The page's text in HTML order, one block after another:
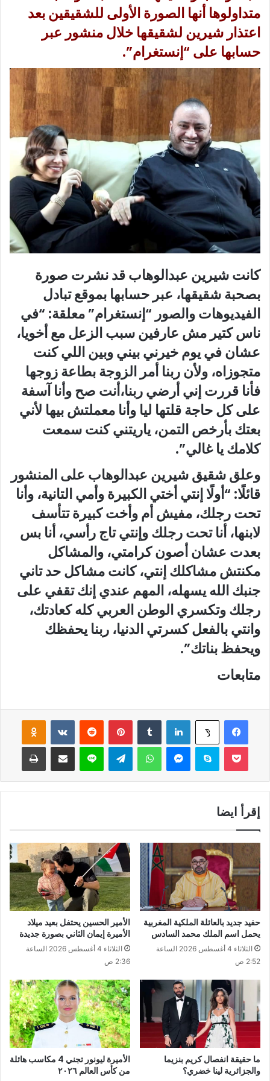
متداولوها أنها الصورة الأولى للشقيقين بعد
اعتذار شيرين لشقيقها خلال منشور عبر
حسابها على “إنستغرام”.
كانت شيرين عبدالوهاب قد نشرت صورة
بصحبة شقيقها، عبر حسابها بموقع تبادل
الفيديوهات والصور “إنستغرام” معلقة: “في
ناس كتير مش عارفين سبب الزعل مع أخويا،
عشان في يوم خيرني بيني وبين اللي كنت
متجوزاه، ولأن ربنا أمر الزوجة بطاعة زوجها
فأنا قررت إني أرضي ربنا،أنت صح وأنا آسفة
على كل حاجة قلتها ليا وأنا معملتش بيها لأني
بعتك بأرخص التمن، ياريتني كنت سمعت
كلامك يا غالي”.
وعلق شقيق شيرين عبدالوهاب على المنشور
قائلًا: “أولًا إنتي أختي الكبيرة وأمي التانية، وأنا
تحت رجلك، مفيش أم وأخت كبيرة تتأسف
لابنها، أنا تحت رجلك وإنتي تاج رأسي، أنا بس
بعدت عشان أصون كرامتي، والمشاكل
مكنتش مشاكلك إنتي، كانت مشاكل حد تاني
جنبك الله يسهله، المهم عندي إنك تقفي على
رجلك وتكسري الوطن العربي كله كعادتك،
وانتي بالفعل كسرتي الدنيا، ربنا يحفظك
ويحفظ بناتك”.
متابعات
فيسبوك ‫X لينكدإن بينتيريست
سكايب واتساب لاين
إقرأ ايضا
حفيد جديد بالعائلة الملكية المغربية
يحمل اسم الملك محمد السادس
الثلاثاء 4 أغسطس 2026 الساعة
2:52 ص
الأمير الحسين يحتفل بعيد ميلاد
الأميرة إيمان الثاني بصورة جديدة
الثلاثاء 4 أغسطس 2026 الساعة
2:36 ص
ما حقيقة انفصال كريم بنزيما
والجزائرية لينا خضري؟
الأميرة ليونور تجني 4 مكاسب هائلة
من كأس العالم ٢٠٢٦